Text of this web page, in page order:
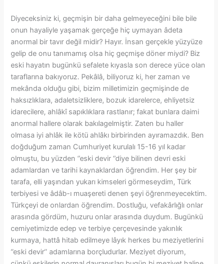
Diyeceksiniz ki, geçmişin bir daha gelmeyeceğini bile bile
onun hayaliyle yaşamak gerçeğe hiç uymayan âdeta
anormal bir tavır değil midir? Hayır. İnsan gerçekle yüzyüze
gelip de onu tanımamış olsa hiç geçmişe döner miydi? Biz
eski hayatın bugünkü sefalete kıyasla son derece yüce olan
taraflarına bakıyoruz. Pekâlâ, biliyoruz ki, her zaman ve
mekânda olduğu gibi, bizim milletimizin geçmişinde de
haksızlıklara, adaletsizliklere, bozuk idarelerce, ehliyetsiz
idarecilere, ahlâkî sapıklıklara rastlanır; fakat bunlara daimi
anormal hallere olarak bakılagelmiştir. Zaten bu haller
olmasa iyi ahlâk ile kötü ahlâkı birbirinden ayıramazdık. Ben
doğduğum zaman Cumhuriyet kurulalı 15-16 yıl kadar
olmuştu, bu yüzden ‘’eski devir ‘’diye bilinen devri eski
adamlardan ve tarihi kaynaklardan öğrendim. Her şey bir
tarafa, elli yaşından yukarı kimseleri görmeseydim, Türk
terbiyesi ve âdâb-ı muaşereti denen şeyi öğrenmeyecektim.
Türkçeyi de onlardan öğrendim. Dostluğu, vefakârlığlı onlar
arasında gördüm, huzuru onlar arasında duydum. Bugünkü
cemiyetimizde edep ve terbiye çerçevesinde yakınlık
kurmaya, hattâ hitab edilmeye lâyık herkes bu meziyetlerini
‘’eski devir’’ adamlarına borçludurlar. Meziyet diyorum,